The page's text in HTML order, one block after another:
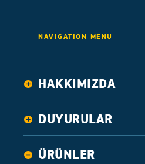
NAVIGATION MENU
HAKKIMIZDA
Tarihçe
Faaliyetler
DUYURULAR
Haber
ÜRÜNLER